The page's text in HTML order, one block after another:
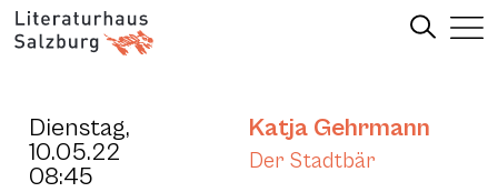
Dienstag,
10.05.22
08:45
Katja Gehrmann
Der Stadtbär